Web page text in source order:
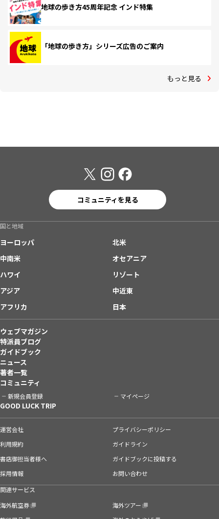
地球の歩き方45周年記念 インド特集
「地球の歩き方」シリーズ広告のご案内
もっと見る
コミュニティを見る
国と地域
ヨーロッパ
北米
中南米
オセアニア
ハワイ
リゾート
アジア
中近東
アフリカ
日本
ウェブマガジン
特派員ブログ
ガイドブック
ニュース
著者一覧
コミュニティ
新規会員登録 マイページ
GOOD LUCK TRIP
運営会社
プライバシーポリシー
利用規約
ガイドライン
書店御担当者様へ
ガイドブックに投稿する
採用情報
お問い合わせ
関連サービス
海外航空券
海外ツアー